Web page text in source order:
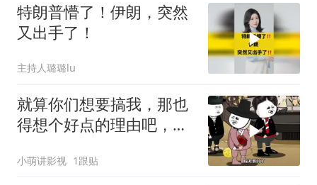
特朗普懵了！伊朗，突然
又出手了！
主持人璐璐lu
就算你们想要搞我，那也
得想个好点的理由吧，这
小萌讲影视 1跟贴